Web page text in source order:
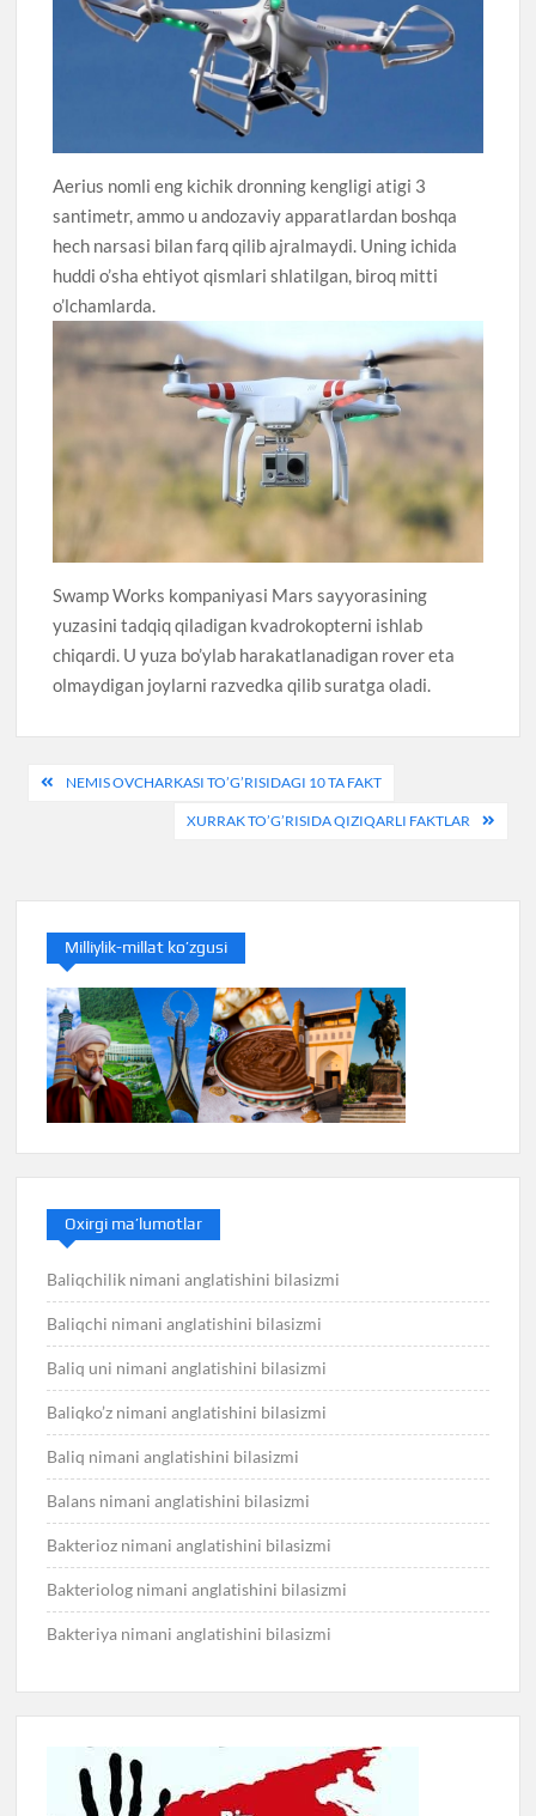
Aerius nomli eng kichik dronning kengligi atigi 3
santimetr, ammo u andozaviy apparatlardan boshqa
hech narsasi bilan farq qilib ajralmaydi. Uning ichida
huddi o’sha ehtiyot qismlari shlatilgan, biroq mitti
o’lchamlarda.
Swamp Works kompaniyasi Mars sayyorasining
yuzasini tadqiq qiladigan kvadrokopterni ishlab
chiqardi. U yuza bo’ylab harakatlanadigan rover eta
olmaydigan joylarni razvedka qilib suratga oladi.
PostNEMIS OVCHARKASI TO’G’RISIDAGI 10 TA FAKT
XURRAK TO’G’RISIDA QIZIQARLI FAKTLAR
Milliylik-millat ko’zgusi
Oxirgi ma’lumotlar
Baliqchilik nimani anglatishini bilasizmi
Baliqchi nimani anglatishini bilasizmi
Baliq uni nimani anglatishini bilasizmi
Baliqko’z nimani anglatishini bilasizmi
Baliq nimani anglatishini bilasizmi
Balans nimani anglatishini bilasizmi
Bakterioz nimani anglatishini bilasizmi
Bakteriolog nimani anglatishini bilasizmi
Bakteriya nimani anglatishini bilasizmi